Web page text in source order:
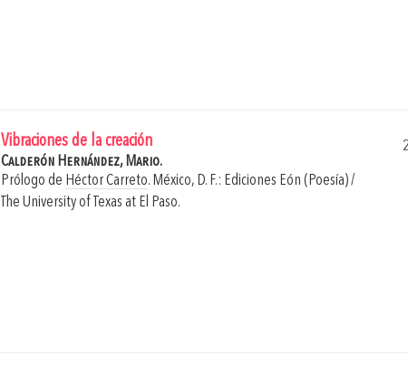
Vibraciones de la creación
Calderón Hernández, Mario.
Prólogo de Héctor Carreto. México, D. F.: Ediciones Eón (Poesía) /
The University of Texas at El Paso.